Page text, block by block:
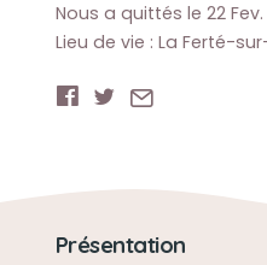
Nous a quittés le 22 Fev.
Lieu de vie : La Ferté-
Présentation